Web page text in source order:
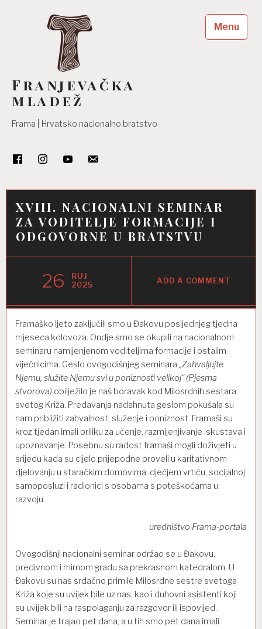
Franjevačka
mladež
Frama | Hrvatsko nacionalno bratstvo
Menu
XVIII. NACIONALNI SEMINAR
ZA VODITELJE FORMACIJE I
ODGOVORNE U BRATSTVU
26
RUJ
2025
ADD A COMMENT
Framaško ljeto zaključili smo u Đakovu posljednjeg tjedna
mjeseca kolovoza. Ondje smo se okupili na nacionalnom
seminaru namijenjenom voditeljima formacije i ostalim
vijećnicima. Geslo ovogodišnjeg seminara „Zahvaljujte
Njemu, služite Njemu svi u poniznosti velikoj“ (Pjesma
stvorova) obilježilo je naš boravak kod Milosrdnih sestara
svetog Križa. Predavanja nadahnuta geslom pokušala su
nam približiti zahvalnost, služenje i poniznost. Framaši su
kroz tjedan imali priliku za učenje, razmijenjivanje iskustava i
upoznavanje. Posebnu su radost framaši mogli doživjeti u
srijedu kada su cijelo prijepodne proveli u karitativnom
djelovanju u staračkim domovima, dječjem vrtiću, socijalnoj
samoposluzi i radionici s osobama s poteškoćama u
razvoju.
uredništvo Frama-portala
Ovogodišnji nacionalni seminar održao se u Đakovu,
predivnom i mirnom gradu sa prekrasnom katedralom. U
Đakovu su nas srdačno primile Milosrdne sestre svetoga
Križa koje su uvijek bile uz nas, kao i duhovni asistenti koji
su uvijek bili na raspolaganju za razgovor ili ispovijed.
Seminar je trajao pet dana, a u tih smo pet dana imali